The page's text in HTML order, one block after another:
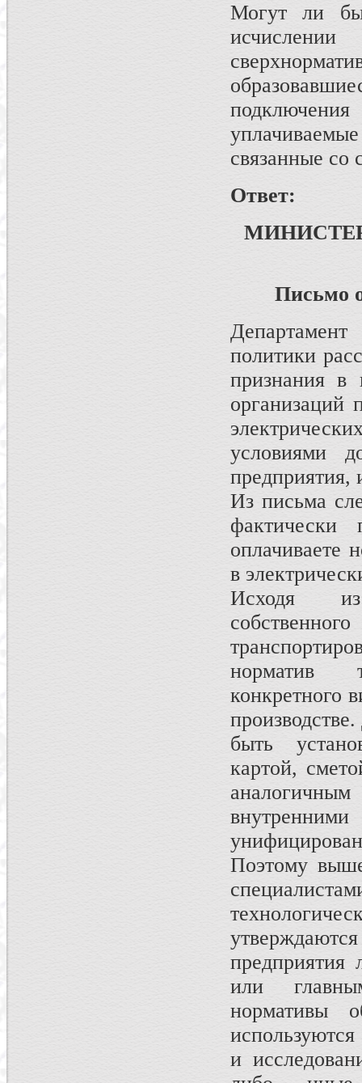
Могут ли
связанные со
Ответ:
Письмо
политики
признания в
организаций
условиями
Из письма
фактически
оплачиваете
в
Исходя из
норматив
конкретного
быть
картой,
Поэтому
предприятия
или
нормативы
и